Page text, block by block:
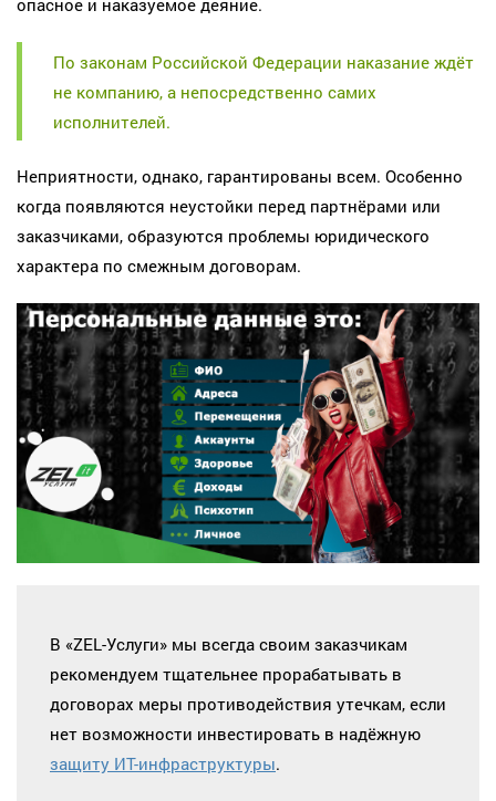
опасное и наказуемое деяние.
По законам Российской Федерации наказание ждёт
не компанию, а непосредственно самих
исполнителей.
Неприятности, однако, гарантированы всем. Особенно
когда появляются неустойки перед партнёрами или
заказчиками, образуются проблемы юридического
характера по смежным договорам.
В «ZEL-Услуги» мы всегда своим заказчикам
рекомендуем тщательнее прорабатывать в
договорах меры противодействия утечкам, если
нет возможности инвестировать в надёжную
защиту ИТ-инфраструктуры.